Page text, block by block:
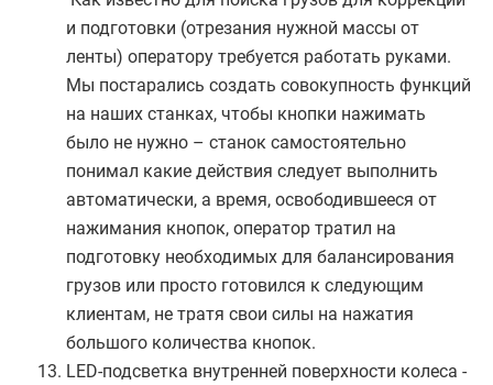
и подготовки (отрезания нужной массы от
ленты) оператору требуется работать руками.
Мы постарались создать совокупность функций
на наших станках, чтобы кнопки нажимать
было не нужно – станок самостоятельно
понимал какие действия следует выполнить
автоматически, а время, освободившееся от
нажимания кнопок, оператор тратил на
подготовку необходимых для балансирования
грузов или просто готовился к следующим
клиентам, не тратя свои силы на нажатия
большого количества кнопок.
LED-подсветка внутренней поверхности колеса -